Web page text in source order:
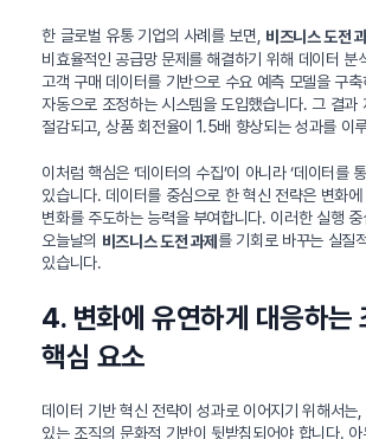
한 글로벌 유통 기업의 사례를 보면, 비즈니스 도전
비효율적인 공급망 문제를 해결하기 위해 데이터 분
고객 구매 데이터를 기반으로 수요 예측 모델을 구
자동으로 조정하는 시스템을 도입했습니다. 그 결
절감되고, 상품 회전율이 1.5배 향상되는 성과를 이
이처럼 핵심은 ‘데이터의 수집’이 아니라 ‘데이터를
있습니다. 데이터를 중심으로 한 혁신 전략은 변화
변화를 주도하는 능력을 부여합니다. 이러한 실행
오늘날의 비즈니스 도전 과제를 기회로 바꾸는 실질
있습니다.
4. 변화에 유연하게 대응하는
핵심 요소
데이터 기반 혁신 전략이 성과로 이어지기 위해서는
있는 조직의 문화적 기반이 뒷받침되어야 합니다.